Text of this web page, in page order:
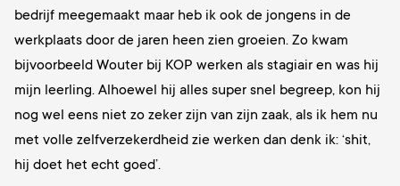
bedrijf meegemaakt maar heb ik ook de jongens in de
werkplaats door de jaren heen zien groeien. Zo kwam
bijvoorbeeld Wouter bij KOP werken als stagiair en was hij
mijn leerling. Alhoewel hij alles super snel begreep, kon hij
nog wel eens niet zo zeker zijn van zijn zaak, als ik hem nu
met volle zelfverzekerdheid zie werken dan denk ik: ‘shit,
hij doet het echt goed’.